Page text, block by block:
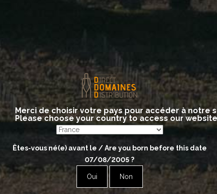
DAUVISSAT Jean & Sébastien
DEFAIX Daniel
GOISOT
MOREAU Christian
BORDET Seguinot
VOCORET & Fils
Merci de choisir votre pays pour accéder à notre
Please choose your country to access our website
Êtes-vous né(e) avant le / Are you born before this date
07/08/2005 ?
Oui Non